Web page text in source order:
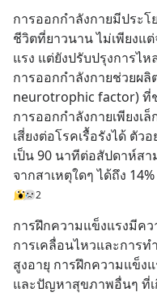
ผู้นำ
หน่วย
การออกกำลังกายมีประ
ชีวิตที่ยาวนาน ไม่เพียงแ
แรง แต่ยังปรับปรุงการไ
การออกกำลังกายช่วยผลิ
neurotrophic factor) ที่
การออกกำลังกายเพียงเ
เสี่ยงต่อโรคเรื้อรังได้ ตัว
เป็น 90 นาทีต่อสัปดาห์สา
จากสาเหตุใดๆ ได้ถึง 14%
2
การฝึกความแข็งแรงมีค
การเคลื่อนไหวและการท
สูงอายุ การฝึกความแข็ง
และปัญหาสุขภาพอื่นๆ ที่